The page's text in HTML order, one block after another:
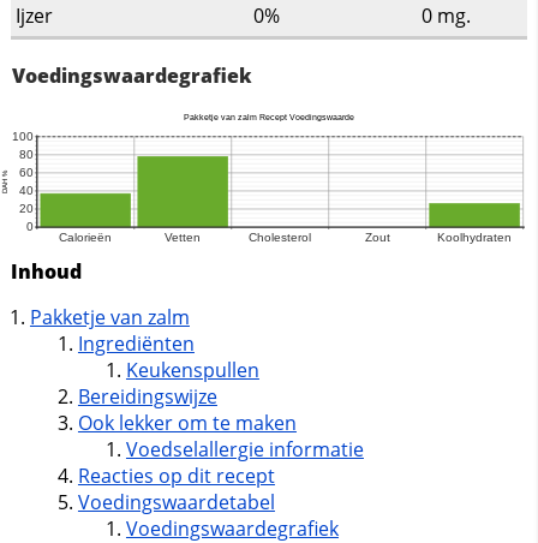
Ijzer
0% 0 mg.
Voedingswaardegrafiek
Inhoud
Pakketje van zalm
Ingrediënten
Keukenspullen
Bereidingswijze
Ook lekker om te maken
Voedselallergie informatie
Reacties op dit recept
Voedingswaardetabel
Voedingswaardegrafiek